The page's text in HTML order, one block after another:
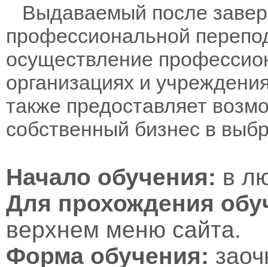
Выдаваемый после
профессиональной
осуществление
организациях и
также предоставляет
собственный бизнес в
Начало обучения: в
Для прохождения
верхнем меню сайта.
Форма обучения: